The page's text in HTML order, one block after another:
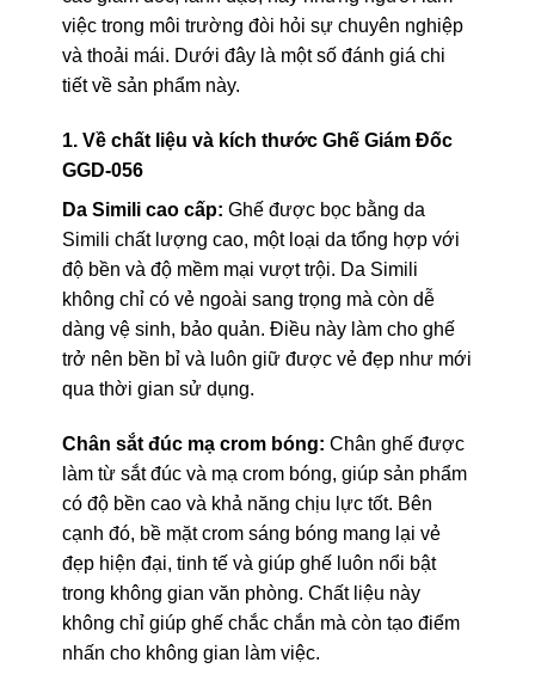
việc trong môi trường đòi hỏi sự chuyên nghiệp
và thoải mái. Dưới đây là một số đánh giá chi
tiết về sản phẩm này.
1. Về chất liệu và kích thước Ghế Giám Đốc
GGD-056
Da Simili cao cấp: Ghế được bọc bằng da
Simili chất lượng cao, một loại da tổng hợp với
độ bền và độ mềm mại vượt trội. Da Simili
không chỉ có vẻ ngoài sang trọng mà còn dễ
dàng vệ sinh, bảo quản. Điều này làm cho ghế
trở nên bền bỉ và luôn giữ được vẻ đẹp như mới
qua thời gian sử dụng.
Chân sắt đúc mạ crom bóng: Chân ghế được
làm từ sắt đúc và mạ crom bóng, giúp sản phẩm
có độ bền cao và khả năng chịu lực tốt. Bên
cạnh đó, bề mặt crom sáng bóng mang lại vẻ
đẹp hiện đại, tinh tế và giúp ghế luôn nổi bật
trong không gian văn phòng. Chất liệu này
không chỉ giúp ghế chắc chắn mà còn tạo điểm
nhấn cho không gian làm việc.